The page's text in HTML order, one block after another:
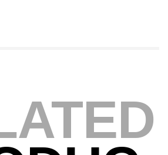
3 Branches Inox T26S/35
bateau Accessoires bateaux
د.ت